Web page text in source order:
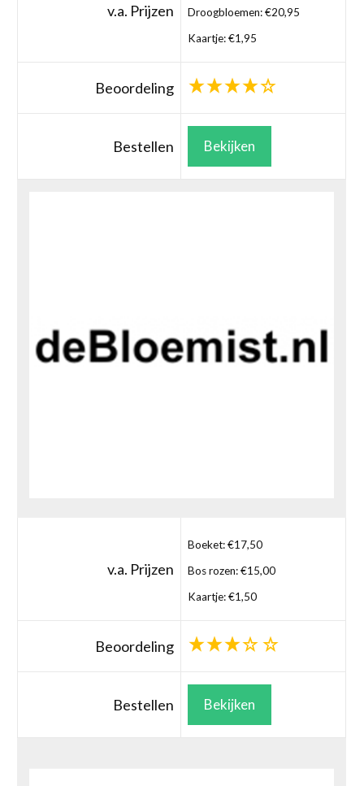
v.a. Prijzen
Droogbloemen: €20,95
Kaartje: €1,95
Beoordeling
Bestellen Bekijken
v.a. Prijzen
Boeket: €17,50
Bos rozen: €15,00
Kaartje: €1,50
Beoordeling
Bestellen Bekijken